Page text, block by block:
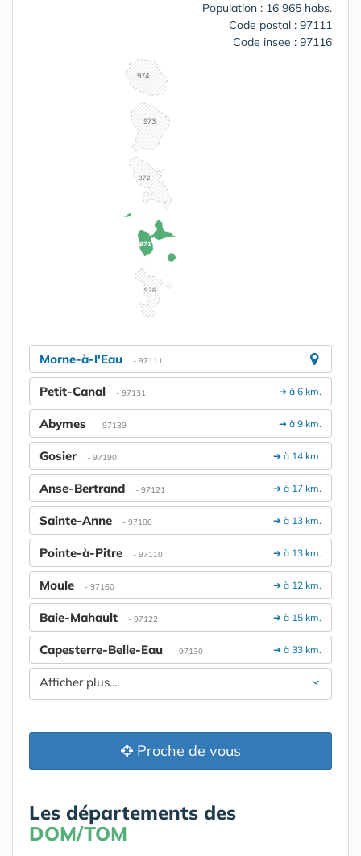
Population : 16 965 habs.
Code postal : 97111
Code insee : 97116
971
972
973
974
976
Morne-à-l'Eau - 97111
➔ à 6 km.
Petit-Canal - 97131
➔ à 9 km.
Abymes - 97139
➔ à 14 km.
Gosier - 97190
➔ à 17 km.
Anse-Bertrand - 97121
➔ à 13 km.
Sainte-Anne - 97180
➔ à 13 km.
Pointe-à-Pitre - 97110
➔ à 12 km.
Moule - 97160
➔ à 15 km.
Baie-Mahault - 97122
➔ à 33 km.
Capesterre-Belle-Eau - 97130
Afficher plus....
Proche de vous
Les départements des
DOM/TOM